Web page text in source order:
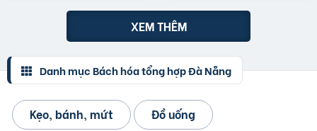
XEM THÊM
Danh mục Bách hóa tổng hợp Đà Nẵng
Kẹo, bánh, mứt
Đồ uống